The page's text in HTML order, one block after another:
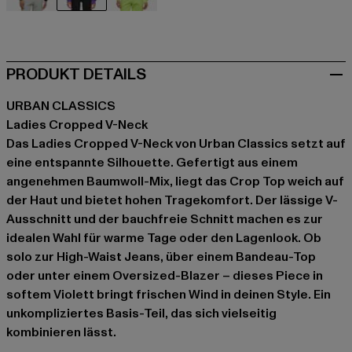
PRODUKT DETAILS
URBAN CLASSICS
Ladies Cropped V-Neck
Das Ladies Cropped V-Neck von Urban Classics setzt auf
eine entspannte Silhouette. Gefertigt aus einem
angenehmen Baumwoll-Mix, liegt das Crop Top weich auf
der Haut und bietet hohen Tragekomfort. Der lässige V-
Ausschnitt und der bauchfreie Schnitt machen es zur
idealen Wahl für warme Tage oder den Lagenlook. Ob
solo zur High-Waist Jeans, über einem Bandeau-Top
oder unter einem Oversized-Blazer – dieses Piece in
softem Violett bringt frischen Wind in deinen Style. Ein
unkompliziertes Basis-Teil, das sich vielseitig
kombinieren lässt.